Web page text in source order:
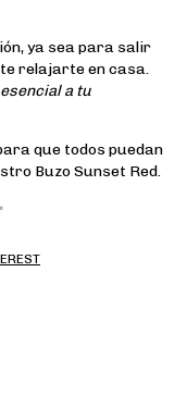
ya sea para salir
relajarte en casa.
a tu
que todos puedan
Buzo Sunset Red.